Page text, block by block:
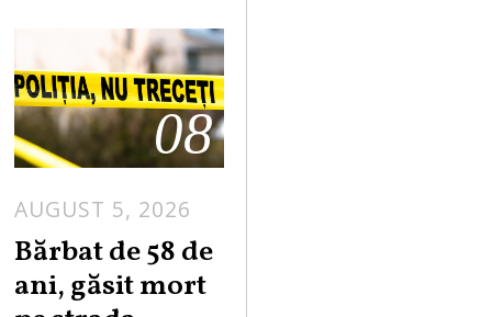
08
AUGUST 5, 2026
Bărbat de 58 de
ani, găsit mort